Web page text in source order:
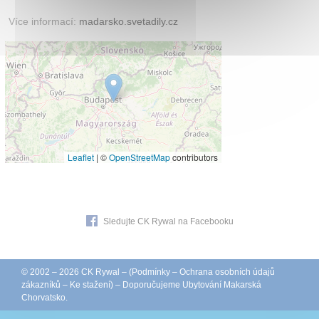
Více informací: madarsko.svetadily.cz
Leaflet | ©OpenStreetMapcontributors
Sledujte CK Rywal na Facebooku
© 2002 – 2026 CK Rywal – (Podmínky – Ochrana osobních údajů
zákazníků – Ke stažení) – Doporučujeme Ubytování Makarská
Chorvatsko.